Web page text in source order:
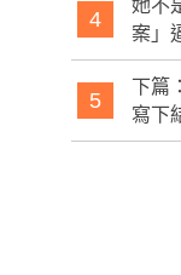
4
她不
案」
5
下篇
寫下